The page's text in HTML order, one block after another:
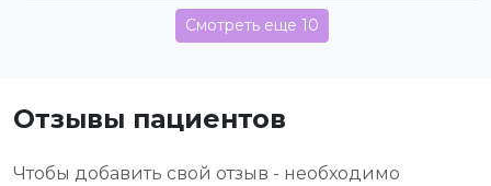
Смотреть еще 10
Отзывы пациентов
Чтобы добавить свой отзыв - необходимо